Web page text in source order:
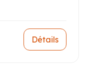
Détails